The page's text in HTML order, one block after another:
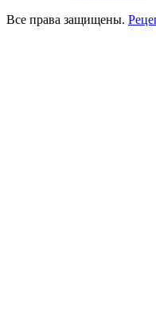
Все права защищены.